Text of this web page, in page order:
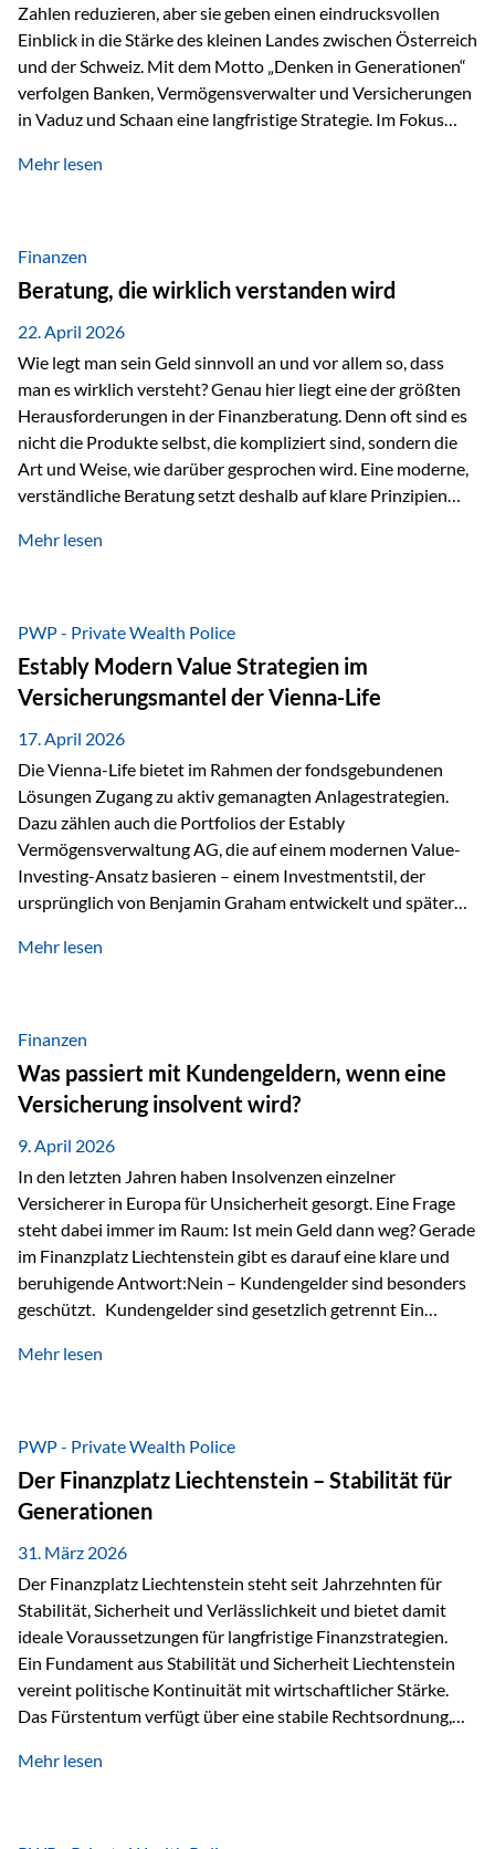
Zahlen reduzieren, aber sie geben einen eindrucksvollen
Einblick in die Stärke des kleinen Landes zwischen Österreich
und der Schweiz. Mit dem Motto „Denken in Generationen“
verfolgen Banken, Vermögensverwalter und Versicherungen
in Vaduz und Schaan eine langfristige Strategie. Im Fokus
Marktzugang Liechtenstein hat sich in den letzten Jahren zu
verfügbaren Kennzahlen (Stand Ende 2024, veröffentlicht
2025/2026)…
Mehr lesen
Finanzen
Beratung, die wirklich verstanden wird
22. April 2026
Wie legt man sein Geld sinnvoll an und vor allem so, dass
man es wirklich versteht? Genau hier liegt eine der größten
Herausforderungen in der Finanzberatung. Denn oft sind es
nicht die Produkte selbst, die kompliziert sind, sondern die
Art und Weise, wie darüber gesprochen wird. Eine moderne,
verständliche Beratung setzt deshalb auf klare Prinzipien
fünf zentrale Faktoren: eine saubere Struktur, breite
diesem Thema liefern unter anderem die praxisnahen
Ansätze von Finanzexperte Klaus Rost, der seit vielen Jahren
für eine verständliche und…
Mehr lesen
PWP - Private Wealth Police
Estably Modern Value Strategien im
Versicherungsmantel der Vienna-Life
17. April 2026
Die Vienna-Life bietet im Rahmen der fondsgebundenen
Lösungen Zugang zu aktiv gemanagten Anlagestrategien.
Dazu zählen auch die Portfolios der Estably
Vermögensverwaltung AG, die auf einem modernen Value-
Investing-Ansatz basieren – einem Investmentstil, der
ursprünglich von Benjamin Graham entwickelt und später
Modernes Value Investing als Grundlage Der
Fokus stehen Unternehmen, deren Börsenkurs unter ihrem
inneren Wert liegt. Neben klassischen
Bewertungskennzahlen werden auch qualitative Faktoren
wie Geschäftsmodell, Wettbewerbsvorteile und
Managementqualität…
Mehr lesen
Finanzen
Was passiert mit Kundengeldern, wenn eine
Versicherung insolvent wird?
9. April 2026
In den letzten Jahren haben Insolvenzen einzelner
Versicherer in Europa für Unsicherheit gesorgt. Eine Frage
steht dabei immer im Raum: Ist mein Geld dann weg? Gerade
im Finanzplatz Liechtenstein gibt es darauf eine klare und
beruhigende Antwort:Nein – Kundengelder sind besonders
geschützt. Kundengelder sind gesetzlich getrennt Ein
sogenannte Sondermasse. Das bedeutet:Die
Vermögen der Versicherungsgesellschaft getrennt. Konkret
heißt das:Diese Gelder gehören im Konkursfall nicht zur
allgemeinen Konkursmasse, sondern werden ausschließlich
zur Erfüllung…
Mehr lesen
PWP - Private Wealth Police
Der Finanzplatz Liechtenstein – Stabilität für
Generationen
31. März 2026
Der Finanzplatz Liechtenstein steht seit Jahrzehnten für
Stabilität, Sicherheit und Verlässlichkeit und bietet damit
ideale Voraussetzungen für langfristige Finanzstrategien.
Ein Fundament aus Stabilität und Sicherheit Liechtenstein
vereint politische Kontinuität mit wirtschaftlicher Stärke.
Das Fürstentum verfügt über eine stabile Rechtsordnung,
monarchischen Elementen basiert. Diese Struktur schafft
Mehr lesen